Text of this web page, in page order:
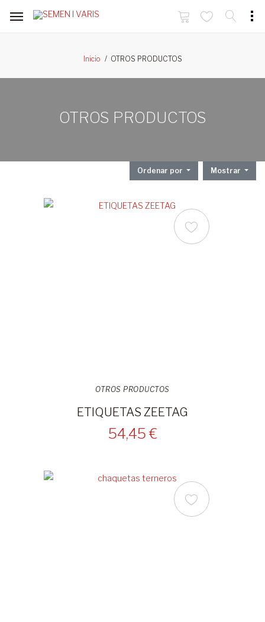
Inicio OTROS PRODUCTOS
OTROS PRODUCTOS
Ordenar por Mostrar
OTROS PRODUCTOS
ETIQUETAS ZEETAG
54,45 €